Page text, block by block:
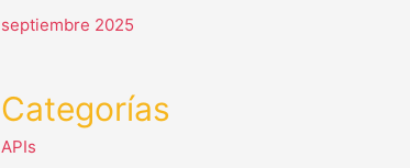
septiembre 2025
Categorías
APIs